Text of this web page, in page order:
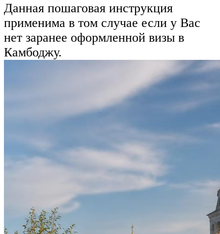
Данная пошаговая инструкция
применима в том случае если у Вас
нет заранее оформленной визы в
Камбоджу.